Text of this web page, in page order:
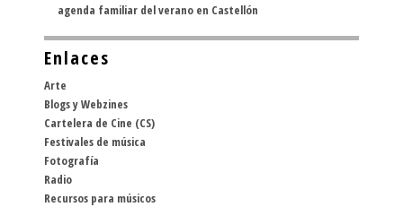
agenda familiar del verano en Castellón
Enlaces
Arte
Blogs y Webzines
Cartelera de Cine (CS)
Festivales de música
Fotografía
Radio
Recursos para músicos